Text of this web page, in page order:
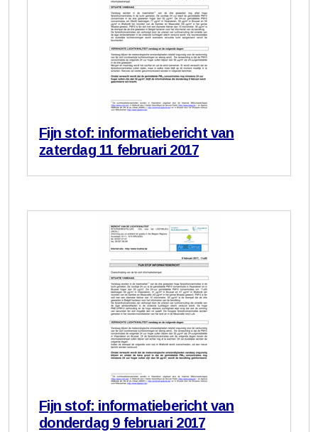
Fijn stof: informatiebericht van
zaterdag 11 februari 2017
Fijn stof: informatiebericht van
donderdag 9 februari 2017